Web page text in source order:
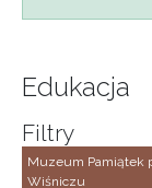
Edukacja
Filtry
Muzeum Pamiątek
Wiśniczu